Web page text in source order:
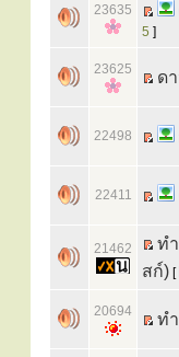
23635
5 ]
23625 ด
22498
22411
21462
ท
สก์) [
20694 ท